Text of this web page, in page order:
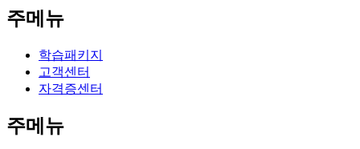
주메뉴
학습패키지
고객센터
자격증센터
주메뉴